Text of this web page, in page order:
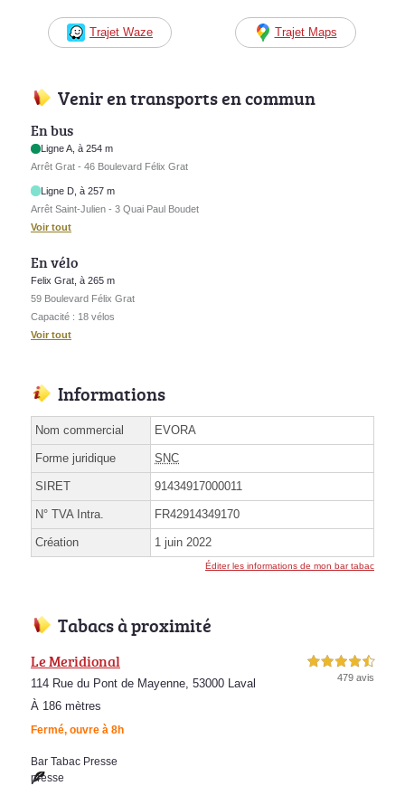
Trajet Waze Trajet Maps
Venir en transports en commun
En bus
Ligne A, à 254 m
Arrêt Grat - 46 Boulevard Félix Grat
Ligne D, à 257 m
Arrêt Saint-Julien - 3 Quai Paul Boudet
Voir tout
En vélo
Felix Grat, à 265 m
59 Boulevard Félix Grat
Capacité : 18 vélos
Voir tout
Informations
Nom commercial EVORA
Forme juridique SNC
SIRET 91434917000011
N° TVA Intra. FR42914349170
Création 1 juin 2022
Éditer les informations de mon bar tabac
Tabacs à proximité
Le Meridional
114 Rue du Pont de Mayenne, 53000 Laval
À 186 mètres
Fermé, ouvre à 8h
4,5 étoiles sur 5
479 avis
Bar Tabac Presse
presse